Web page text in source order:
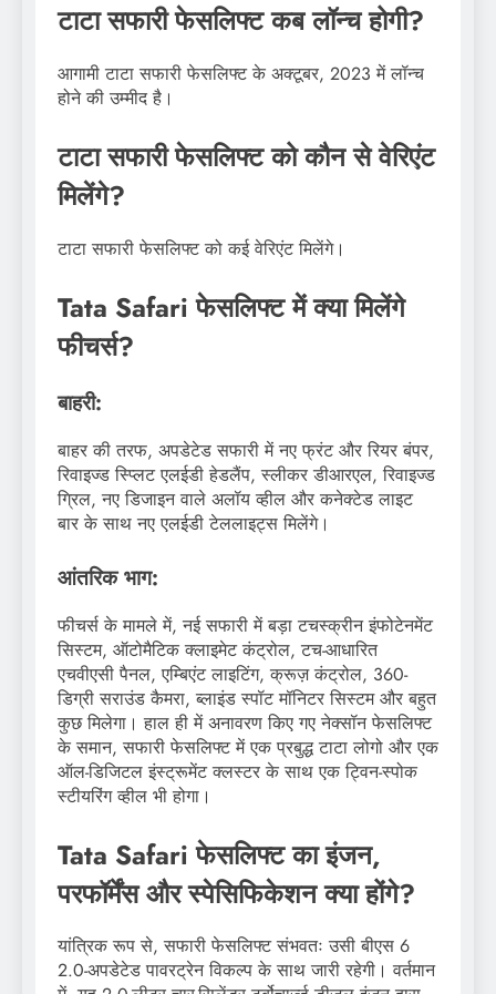
टाटा सफारी फेसलिफ्ट कब लॉन्च होगी?
आगामी टाटा सफारी फेसलिफ्ट के अक्टूबर, 2023 में लॉन्च
होने की उम्मीद है।
टाटा सफारी फेसलिफ्ट को कौन से वेरिएंट
मिलेंगे?
टाटा सफारी फेसलिफ्ट को कई वेरिएंट मिलेंगे।
Tata Safari फेसलिफ्ट में क्या मिलेंगे
फीचर्स?
बाहरी:
बाहर की तरफ, अपडेटेड सफारी में नए फ्रंट और रियर बंपर,
रिवाइज्ड स्प्लिट एलईडी हेडलैंप, स्लीकर डीआरएल, रिवाइज्ड
ग्रिल, नए डिजाइन वाले अलॉय व्हील और कनेक्टेड लाइट
बार के साथ नए एलईडी टेललाइट्स मिलेंगे।
आंतरिक भाग:
फीचर्स के मामले में, नई सफारी में बड़ा टचस्क्रीन इंफोटेनमेंट
सिस्टम, ऑटोमैटिक क्लाइमेट कंट्रोल, टच-आधारित
एचवीएसी पैनल, एम्बिएंट लाइटिंग, क्रूज़ कंट्रोल, 360-
डिग्री सराउंड कैमरा, ब्लाइंड स्पॉट मॉनिटर सिस्टम और बहुत
कुछ मिलेगा। हाल ही में अनावरण किए गए नेक्सॉन फेसलिफ्ट
के समान, सफारी फेसलिफ्ट में एक प्रबुद्ध टाटा लोगो और एक
ऑल-डिजिटल इंस्ट्रूमेंट क्लस्टर के साथ एक ट्विन-स्पोक
स्टीयरिंग व्हील भी होगा।
Tata Safari फेसलिफ्ट का इंजन,
परफॉर्मेंस और स्पेसिफिकेशन क्या होंगे?
यांत्रिक रूप से, सफारी फेसलिफ्ट संभवतः उसी बीएस 6
2.0-अपडेटेड पावरट्रेन विकल्प के साथ जारी रहेगी। वर्तमान